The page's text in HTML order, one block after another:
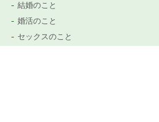
結婚のこと
婚活のこと
セックスのこと